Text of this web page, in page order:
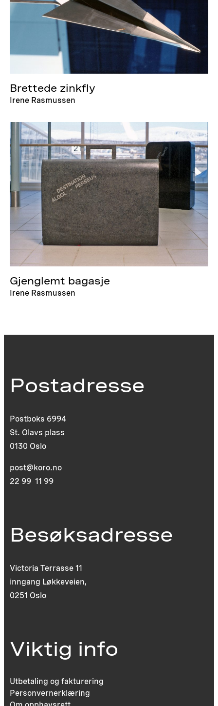
Brettede zinkfly
Irene Rasmussen
Gjenglemt bagasje
Irene Rasmussen
Postadresse
Postboks 6994
St. Olavs plass
0130 Oslo
post@koro.no
22 99 11 99
Besøksadresse
Victoria Terrasse 11
inngang Løkkeveien,
0251 Oslo
Viktig info
Utbetaling og fakturering
Personvernerklæring